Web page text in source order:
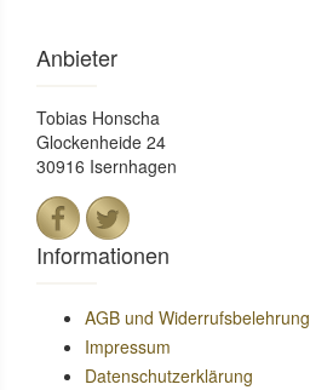
Anbieter
Tobias Honscha
Glockenheide 24
30916 Isernhagen
Informationen
AGB und Widerrufsbelehrung
Impressum
Datenschutzerklärung